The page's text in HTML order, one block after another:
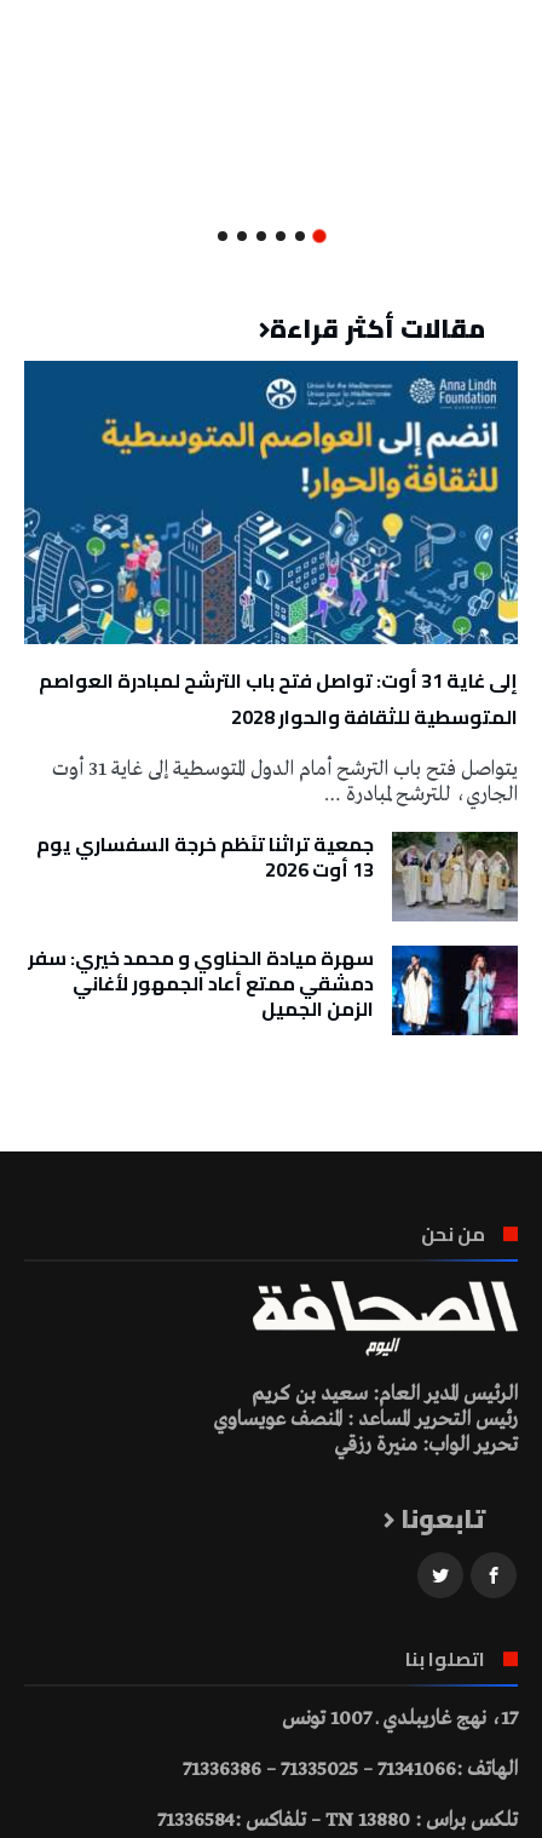
مقالات أكثر قراءة
إلى غاية 31 أوت: تواصل فتح باب الترشح لمبادرة العواصم
المتوسطية للثقافة والحوار 2028
يتواصل فتح باب الترشح أمام الدول المتوسطية إلى غاية 31 أوت
الجاري، للترشح لمبادرة …
جمعية تراثنا تنَظم خرجة السفساري يوم
13 أوت 2026
سهرة ميادة الحناوي و محمد خيري: سفر
دمشقي ممتع أعاد الجمهور لأغاني
الزمن الجميل
من نحن
الرئيس المدير العام: سعيد بن كريم
رئيس التحرير المساعد : المنصف عويساوي
تحرير الواب: منيرة رزقي
تابعونا
اتصلوا بنا
17، نهج غاريبلدي ـ 1007 تونس
الهاتف :71341066 – 71335025 – 71336386
تلكس براس : 13880 TN – تلفاكس :71336584